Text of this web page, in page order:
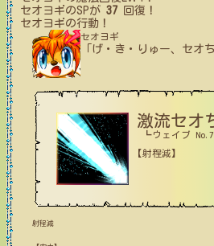
セオヨギのSPが 37 回復！
セオヨギの行動！
セオヨギ
「げ・き・りゅー、セオ
激流セオ
┗ウェイブ No.7
【射程減】
射程減